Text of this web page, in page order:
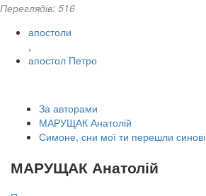
Переглядів: 516
апостоли
,
апостол Петро
За авторами
МАРУЩАК Анатолій
Симоне, сни мої ти перешли синові
МАРУЩАК Анатолій